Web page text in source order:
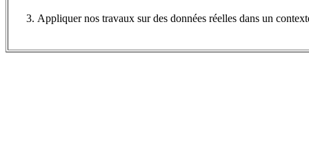
Appliquer nos travaux sur des données réelles dans un